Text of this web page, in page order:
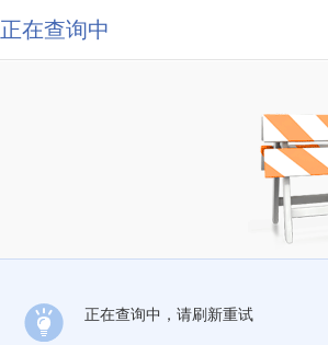
正在查询中
正在查询中，请刷新重试